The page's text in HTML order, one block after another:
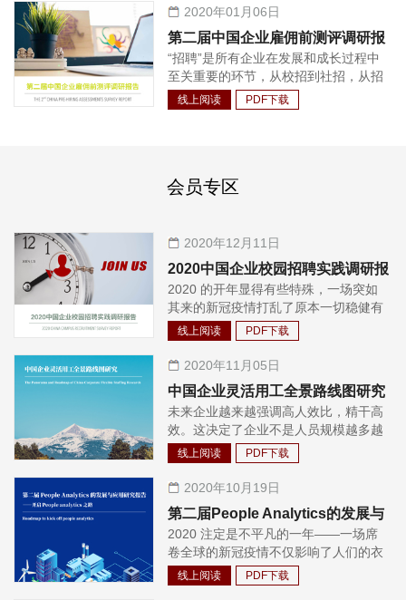
度也更好。因此，人才盘点逐渐成为各
个企业做好人才管理工作不可或缺的一
环，其盘点的结果也被广泛应用在人力
资源规划制定、薪酬调整、奖金分配、
发展方案制定、员工职业生涯规划和人
才配置等各个方面。
才的获取也越来越主动。面对行业中较
为稀缺与热门的人才，招聘更是需要长
期经营的工作。另外，随着技术与招聘
的结合程度的加深，利用招聘系统对整
个招聘流程和人才进行管理也渐渐成为
大量企业的选择。人才库在绝大多数情
2020年01月06日
第二届中国企业雇佣前测评调研报
告
“招聘”是所有企业在发展和成长过程中
至关重要的环节，从校招到社招，从招
聘基层员工到招聘公司高管，企业HR
都有一个共同的目标，那就是找到合适
测评工具。
线上阅读 PDF下载
会员专区
2020年12月11日
2020中国企业校园招聘实践调研报
告
2020 的开年显得有些特殊，一场突如
其来的新冠疫情打乱了原本一切稳健有
序的步伐，也使得2020 校园招聘下半
场的展开与往年有所不同，给企业招
聘、学生求职都带来了不少的挑战。面
对疫情，企业方与学校方都积极做出了
相应调整，力图将影响降至最低，确保
学生求职、招聘工作的正常开展。
线上阅读 PDF下载
2020年11月05日
中国企业灵活用工全景路线图研究
未来企业越来越强调高人效比，精干高
效。这决定了企业不是人员规模越多越
好，而是拥有少量核心人才，但是却能
创造出来上千亿产值。在模糊不确定的
环境下，这类企业的生存能力会越来越
强。这必然会决定未来企业用工形式更
多样化，具有灵活性。新冠疫情这一巨
大黑天鹅事件，更是推动了市场对于“灵
活用工”的思考。
线上阅读 PDF下载
2020年10月19日
第二届People Analytics的发展与
应用研究报告
2020 注定是不平凡的一年――一场席
卷全球的新冠疫情不仅影响了人们的衣
食住行，也对经济环境带来了冲击。这
无疑考验着企业：如何克服时艰，更好
线上阅读 PDF下载